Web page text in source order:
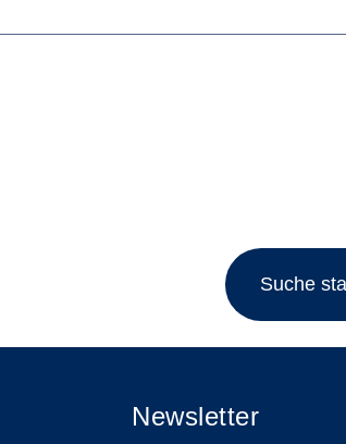
Suche
Newsletter